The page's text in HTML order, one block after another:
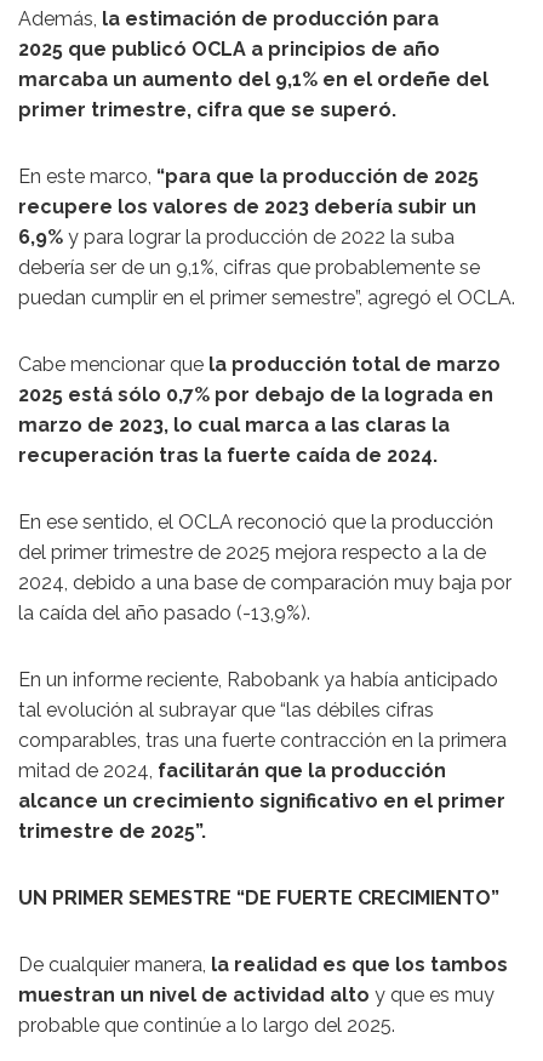
Además, la estimación de producción para
2025 que publicó OCLA a principios de año
marcaba un aumento del 9,1% en el ordeñe del
primer trimestre, cifra que se superó.
En este marco, “para que la producción de 2025
recupere los valores de 2023 debería subir un
6,9% y para lograr la producción de 2022 la suba
debería ser de un 9,1%, cifras que probablemente se
puedan cumplir en el primer semestre”, agregó el OCLA.
Cabe mencionar que la producción total de marzo
2025 está sólo 0,7% por debajo de la lograda en
marzo de 2023, lo cual marca a las claras la
recuperación tras la fuerte caída de 2024.
En ese sentido, el OCLA reconoció que la producción
del primer trimestre de 2025 mejora respecto a la de
2024, debido a una base de comparación muy baja por
la caída del año pasado (-13,9%).
En un informe reciente, Rabobank ya había anticipado
tal evolución al subrayar que “las débiles cifras
comparables, tras una fuerte contracción en la primera
mitad de 2024, facilitarán que la producción
alcance un crecimiento significativo en el primer
trimestre de 2025”.
UN PRIMER SEMESTRE “DE FUERTE CRECIMIENTO”
De cualquier manera, la realidad es que los tambos
muestran un nivel de actividad alto y que es muy
probable que continúe a lo largo del 2025.